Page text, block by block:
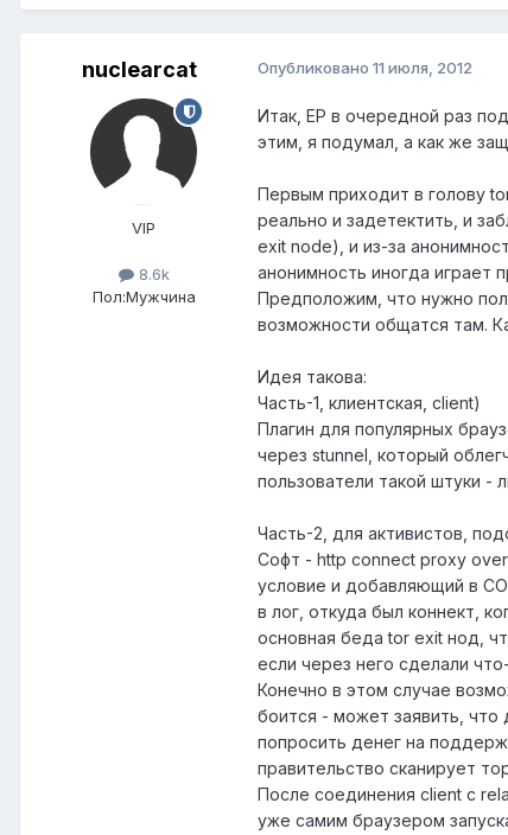
nuclearcat
VIP
8.6k
Пол:Мужчина
Опубликовано 11 июля, 2012
Итак, ЕР в очередной раз
этим, я подумал, а как же
Первым приходит в голову
реально и задетектить, и
exit node), и из-за
анонимность иногда играет
Предположим, что нужно
возможности общатся там.
Идея такова:
Часть-1, клиентская, client)
Плагин для популярных
через stunnel, который
пользователи такой штуки
Часть-2, для активистов,
Софт - http connect proxy
условие и добавляющий в
в лог, откуда был коннект,
основная беда tor exit нод,
если через него сделали
Конечно в этом случае
боится - может заявить, что
попросить денег на
правительство сканирует
После соединения client с
уже самим браузером